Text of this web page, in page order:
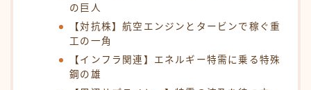
の巨人
【対抗株】航空エンジンとタービンで稼ぐ重
工の一角
【インフラ関連】エネルギー特需に乗る特殊
鋼の雄